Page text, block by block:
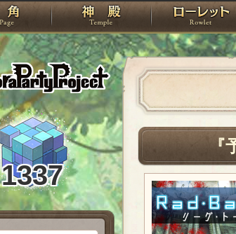
PandoraPartyProject
TOP 神殿
1337
『